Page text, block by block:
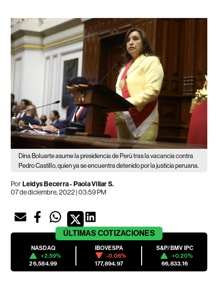
Dina Boluarte asume la presidencia de Perú tras la vacancia contra
Pedro Castillo, quien ya se encuentra detenido por la justicia peruana.
PorLeidys Becerra-Paola Villar S.
07 de diciembre, 2022 | 03:59 PM
ÚLTIMAS COTIZACIONES
NASDAQ
+2.59%
26,584.99
IBOVESPA
-0.06%
177,894.97
S&P/BMV IPC
+0.20%
66,833.16